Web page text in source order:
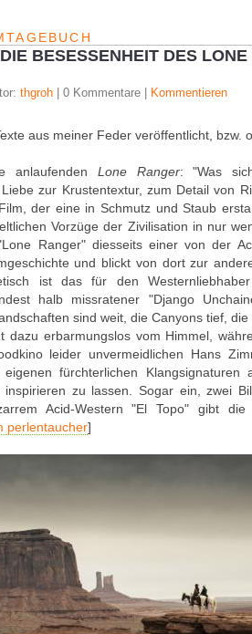
BESESSENHEIT DES
thgroh | 0 Kommentare | Kommentieren
aus meiner Feder veröffentlicht, bzw.
anlaufenden Lone Ranger: "Was
zur Krustentextur, zum Detail von
der eine in Schmutz und Staub
Vorzüge der Zivilisation in nur
Ranger" diesseits einer von der
und blickt von dort zur
ist das für den
halb missratener "Django
sind weit, die Canyons tief,
dazu erbarmungslos vom Himmel,
leider unvermeidlichen Hans
fürchterlichen Klangsignaturen
inspirieren zu lassen. Sogar ein, zwei
Acid-Western "El Topo" gibt die
perlentaucher]